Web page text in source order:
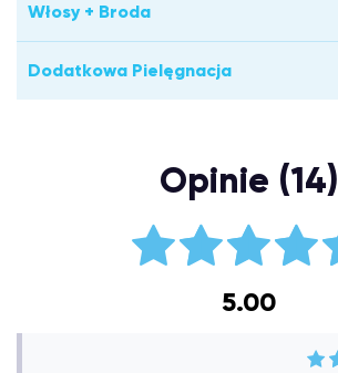
Włosy + Broda
Dodatkowa Pielęgnacja
Opinie (14)
5.00